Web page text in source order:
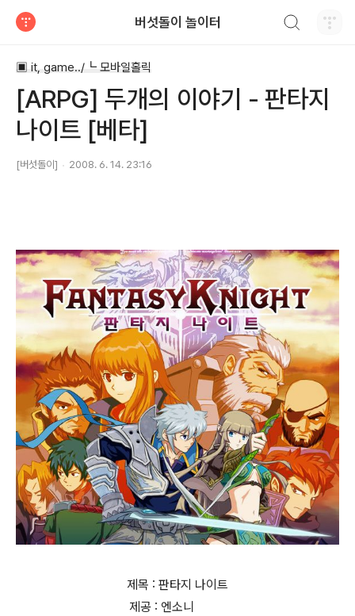
버섯돌이 놀이터
▣ it, game../┗ 모바일홀릭
[ARPG] 두개의 이야기 - 판타지
나이트 [베타]
[버섯돌이] 2008. 6. 14. 23:16
제목 : 판타지 나이트
제공 : 엔소니